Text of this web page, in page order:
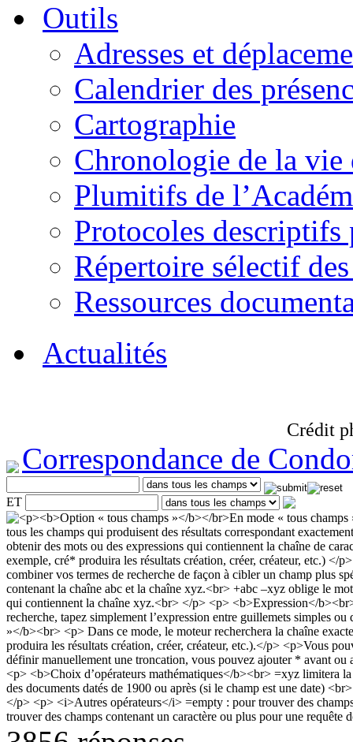
Outils
Adresses et
Calendrier des
Cartographie
Chronologie de la vie
Plumitifs de
Protocoles descriptifs
Répertoire sélectif
Ressources
Actualités
Crédit
Correspondance de
ET